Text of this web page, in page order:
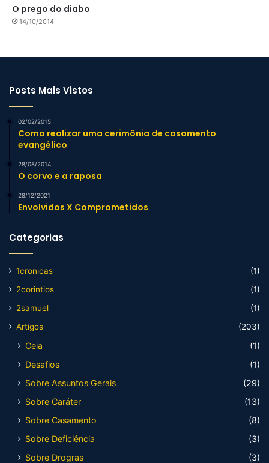
O prego do diabo
14/10/2014
Posts Mais Vistos
02/02/2015
Como realizar uma cerimônia de casamento
evangélico
28/08/2014
O corvo e a raposa
28/12/2021
Envolvidos X Comprometidos
Categorias
1cronicas
(1)
2corintios
(1)
2samuel
(1)
Artigos
(203)
Ceia
(1)
Desafios
(1)
Sobre Assuntos Gerais
(29)
Sobre Caráter
(13)
Sobre Casamento
(8)
Sobre Deficiência
(3)
Sobre Drogras
(3)